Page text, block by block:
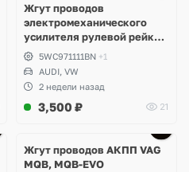
Жгут проводов
электромеханического
усилителя рулевой рейки
VAG MQB-EVO
5WC971111BN +1
AUDI, VW
2 недели назад
3,500 ₽ 21
Жгут проводов АКПП VAG
MQB, MQB-EVO